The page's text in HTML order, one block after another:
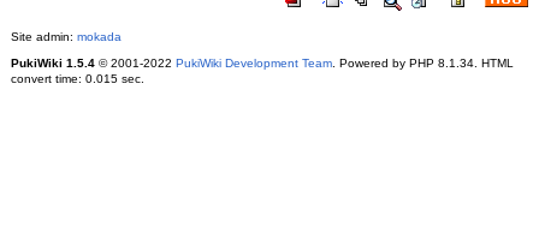
Site admin: mokada
PukiWiki 1.5.4© 2001-2022 PukiWiki Development Team. Powered by PHP 8.1.34. HTML
convert time: 0.015 sec.